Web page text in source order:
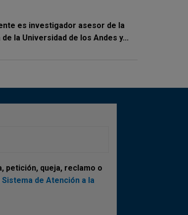
es investigador asesor de la
la Universidad de los Andes y...
petición, queja, reclamo o
Sistema de Atención a la